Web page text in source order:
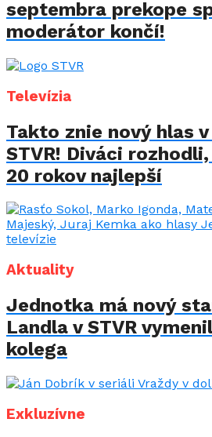
septembra prekope
moderátor končí!
Televízia
Takto znie nový hlas
STVR! Diváci
20 rokov najlepší
Aktuality
Jednotka má nový
Landla v STVR
kolega
Exkluzívne